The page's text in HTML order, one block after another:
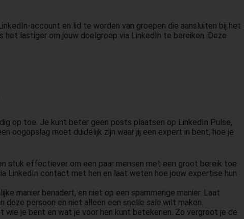
account en lid te worden van groepen die aansluiten bij het
lastiger om jouw doelgroep via LinkedIn te bereiken. Deze
op toe. Je kunt beter geen posts plaatsen op LinkedIn Pulse,
oogopslag moet duidelijk zijn waar jij een expert in bent, hoe je
stuk effectiever om een paar mensen met een groot bereik toe
LinkedIn contact met hen en laat weten hoe jouw expertise hun
manier benadert, en niet op een spammerige manier. Laat
deze persoon en niet alleen een snelle sale wilt maken.
je bent en wat je voor hen kunt betekenen. Zo vergroot je de